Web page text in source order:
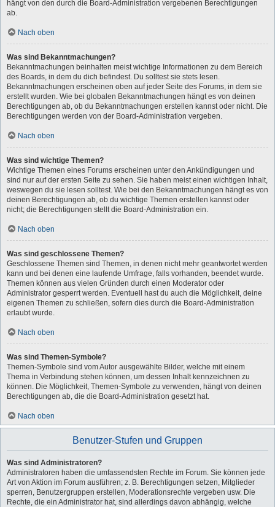
hängt von den durch die Board-Administration vergebenen Berechtigungen
ab.
Nach oben
Was sind Bekanntmachungen?
Bekanntmachungen beinhalten meist wichtige Informationen zu dem Bereich
des Boards, in dem du dich befindest. Du solltest sie stets lesen.
Bekanntmachungen erscheinen oben auf jeder Seite des Forums, in dem sie
erstellt wurden. Wie bei globalen Bekanntmachungen hängt es von deinen
Berechtigungen ab, ob du Bekanntmachungen erstellen kannst oder nicht. Die
Berechtigungen werden von der Board-Administration vergeben.
Nach oben
Was sind wichtige Themen?
Wichtige Themen eines Forums erscheinen unter den Ankündigungen und
sind nur auf der ersten Seite zu sehen. Sie haben meist einen wichtigen Inhalt,
weswegen du sie lesen solltest. Wie bei den Bekanntmachungen hängt es von
deinen Berechtigungen ab, ob du wichtige Themen erstellen kannst oder
nicht; die Berechtigungen stellt die Board-Administration ein.
Nach oben
Was sind geschlossene Themen?
Geschlossene Themen sind Themen, in denen nicht mehr geantwortet werden
kann und bei denen eine laufende Umfrage, falls vorhanden, beendet wurde.
Themen können aus vielen Gründen durch einen Moderator oder
Administrator gesperrt werden. Eventuell hast du auch die Möglichkeit, deine
eigenen Themen zu schließen, sofern dies durch die Board-Administration
erlaubt wurde.
Nach oben
Was sind Themen-Symbole?
Themen-Symbole sind vom Autor ausgewählte Bilder, welche mit einem
Thema in Verbindung stehen können, um dessen Inhalt kennzeichnen zu
können. Die Möglichkeit, Themen-Symbole zu verwenden, hängt von deinen
Berechtigungen ab, die die Board-Administration gesetzt hat.
Nach oben
Benutzer-Stufen und Gruppen
Was sind Administratoren?
Administratoren haben die umfassendsten Rechte im Forum. Sie können jede
Art von Aktion im Forum ausführen; z. B. Berechtigungen setzen, Mitglieder
sperren, Benutzergruppen erstellen, Moderationsrechte vergeben usw. Die
Rechte, die ein Administrator hat, sind allerdings davon abhängig, welche